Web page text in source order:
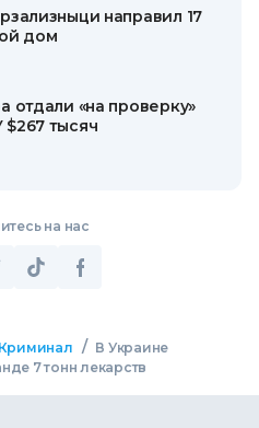
направил 17
дом
отдали «на проверку»
тысяч
на нас
Криминал / В Украине
7 тонн лекарств